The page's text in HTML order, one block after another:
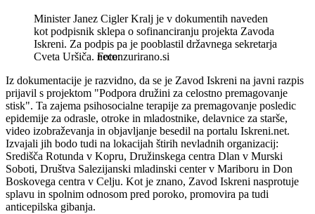
Minister Janez Cigler Kralj je v dokumentih naveden
kot podpisnik sklepa o sofinanciranju projekta Zavoda
Iskreni. Za podpis pa je pooblastil državnega sekretarja
Cveta Uršiča. necenzurirano.si
Iz dokumentacije je razvidno, da se je Zavod Iskreni na javni razpis
prijavil s projektom "Podpora družini za celostno premagovanje
stisk". Ta zajema psihosocialne terapije za premagovanje posledic
epidemije za odrasle, otroke in mladostnike, delavnice za starše,
video izobraževanja in objavljanje besedil na portalu Iskreni.net.
Izvajali jih bodo tudi na lokacijah štirih nevladnih organizacij:
Središča Rotunda v Kopru, Družinskega centra Dlan v Murski
Soboti, Društva Salezijanski mladinski center v Mariboru in Don
Boskovega centra v Celju. Kot je znano, Zavod Iskreni nasprotuje
splavu in spolnim odnosom pred poroko, promovira pa tudi
anticepilska gibanja.